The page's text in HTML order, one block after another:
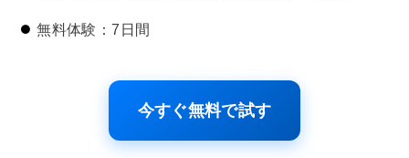
無料体験：7日間
今すぐ無料で試す